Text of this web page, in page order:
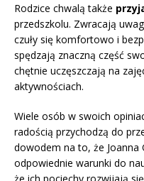
Rodzice chwalą także
przedszkolu. Zwracają
czuły się komfortowo i
spędzają znaczną część
chętnie uczęszczają na
aktywnościach.
Wiele osób w swoich
radością przychodzą do
dowodem na to, że
odpowiednie warunki do